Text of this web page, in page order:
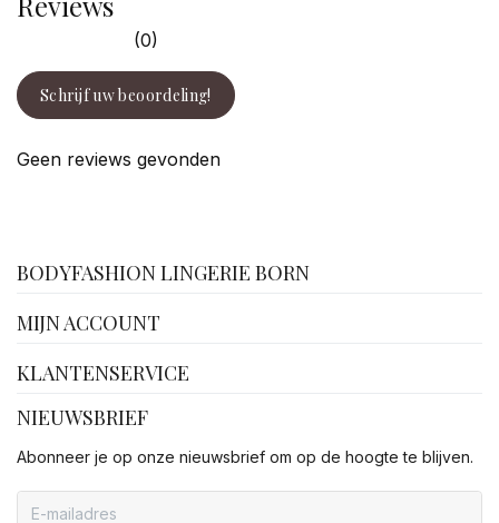
(0)
Schrijf uw beoordeling!
Geen reviews gevonden
BODYFASHION LINGERIE BORN
MIJN ACCOUNT
KLANTENSERVICE
NIEUWSBRIEF
Abonneer je op onze nieuwsbrief om op de hoogte te blijven.